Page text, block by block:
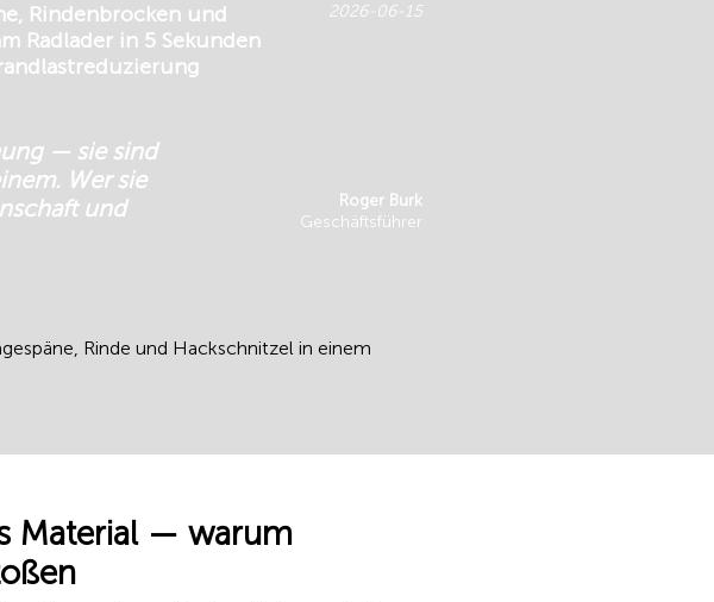
Rindenbrocken und
Radlader in 5 Sekunden
2026-06-15
— sie sind
Wer sie
und
Roger Burk
Geschäftsführer
Rinde und Hackschnitzel in einem
Material — warum